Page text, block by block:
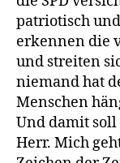
patriotisch
erkennen die
und streiten
niemand hat
Menschen
Und damit
Herr. Mich